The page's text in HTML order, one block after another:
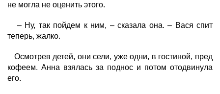
не могла не оценить этого.
– Ну, так пойдем к ним, – сказала она. – Вася спит
теперь, жалко.
Осмотрев детей, они сели, уже одни, в гостиной, пред
кофеем. Анна взялась за поднос и потом отодвинула
его.